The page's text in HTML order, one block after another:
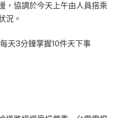
，協調於今天上午由人員搭乘
況。
天3分鐘掌握10件天下事